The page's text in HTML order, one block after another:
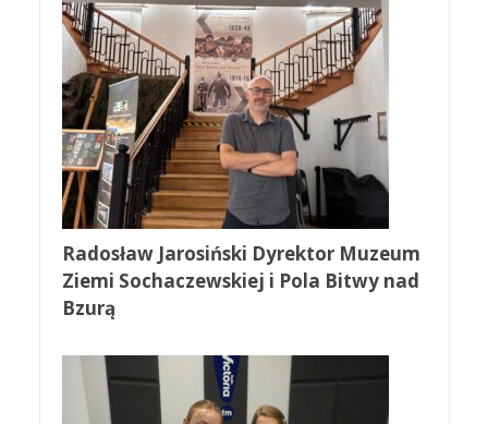
Radosław Jarosiński Dyrektor Muzeum
Ziemi Sochaczewskiej i Pola Bitwy nad
Bzurą